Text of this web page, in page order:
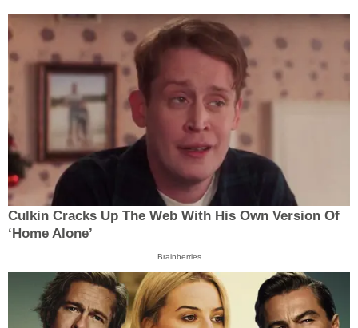
Culkin Cracks Up The Web With His Own Version Of
‘Home Alone’
Brainberries